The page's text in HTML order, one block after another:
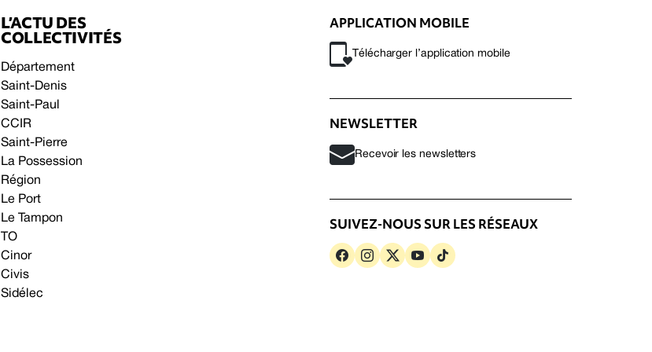
L’ACTU DES
COLLECTIVITÉS
Département
Saint-Denis
Saint-Paul
CCIR
Saint-Pierre
La Possession
Région
Le Port
Le Tampon
TO
Cinor
Civis
Sidélec
APPLICATION MOBILE
Télécharger l’application mobile
NEWSLETTER
Recevoir les newsletters
SUIVEZ-NOUS SUR LES RÉSEAUX